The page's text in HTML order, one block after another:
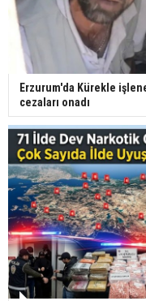
Erzurum'da Kürekle
cezaları onadı